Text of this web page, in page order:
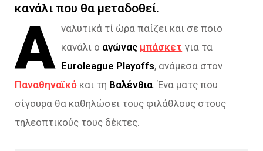
κανάλι που θα μεταδοθεί.
Α ναλυτικά τί ώρα παίζει και σε ποιο
κανάλι ο αγώνας μπάσκετ για τα
Euroleague Playoffs, ανάμεσα στον
Παναθηναϊκό και τη Βαλένθια. Ένα ματς που
σίγουρα θα καθηλώσει τους φιλάθλους στους
τηλεοπτικούς τους δέκτες.